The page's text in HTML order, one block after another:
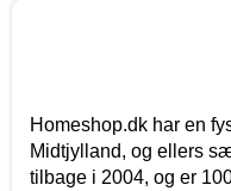
Homeshop.dk har en
Midtjylland, og ellers
tilbage i 2004, og er